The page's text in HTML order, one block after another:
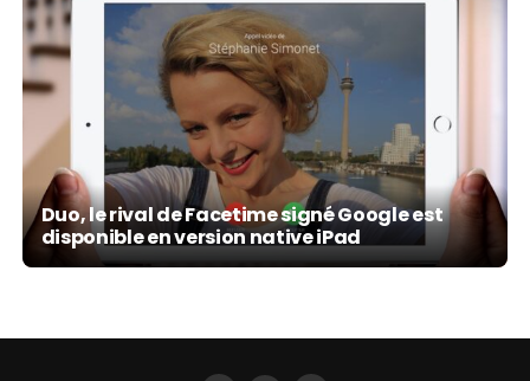
Duo, le rival de Facetime signé Google est
disponible en version native iPad